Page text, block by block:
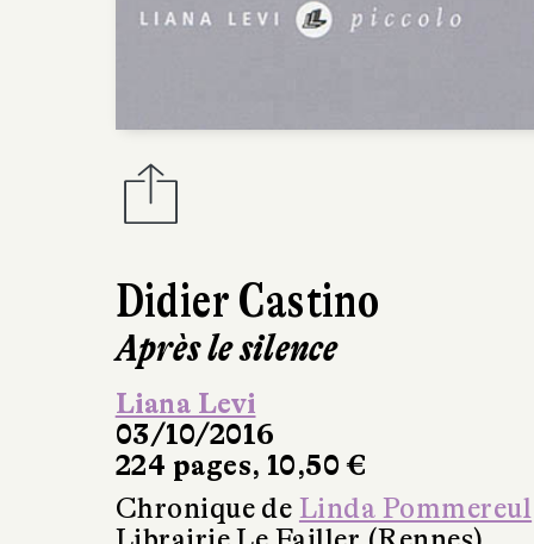
Didier Castino
Après le silence
Liana Levi
03/10/2016
224 pages, 10,50 €
Chronique de Linda Pommereul